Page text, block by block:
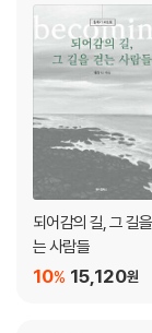
감리교회가 고백하는
- 이찬석
탈진실(Post-truth)
- 이은경
되어감의 길, 그 길
는 사람들
15,120원
10%